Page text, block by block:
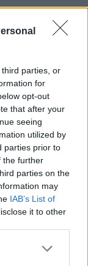
parties, or
for
opt-out
that after your
seeing
utilized by
parties prior to
the further
parties on the
may
IAB’s List of
it to other
a